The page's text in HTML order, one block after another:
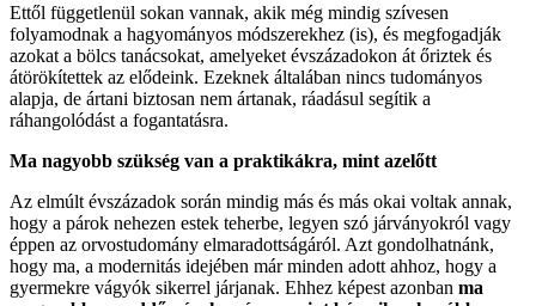
Ettől függetlenül sokan vannak, akik még mindig szívesen
folyamodnak a hagyományos módszerekhez (is), és megfogadják
azokat a bölcs tanácsokat, amelyeket évszázadokon át őriztek és
átörökítettek az elődeink. Ezeknek általában nincs tudományos
alapja, de ártani biztosan nem ártanak, ráadásul segítik a
ráhangolódást a fogantatásra.
Ma nagyobb szükség van a praktikákra, mint azelőtt
Az elmúlt évszázadok során mindig más és más okai voltak annak,
hogy a párok nehezen estek teherbe, legyen szó járványokról vagy
éppen az orvostudomány elmaradottságáról. Azt gondolhatnánk,
hogy ma, a modernitás idejében már minden adott ahhoz, hogy a
gyermekre vágyók sikerrel járjanak. Ehhez képest azonban ma